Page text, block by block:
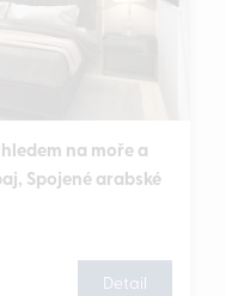
na moře a
Spojené arabské
Detail